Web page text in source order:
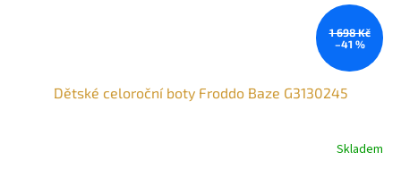
1 698 Kč
–41 %
Dětské celoroční boty Froddo Baze G3130245
Skladem